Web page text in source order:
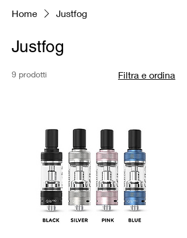
Home Justfog
Justfog
9 prodotti Filtra e ordina